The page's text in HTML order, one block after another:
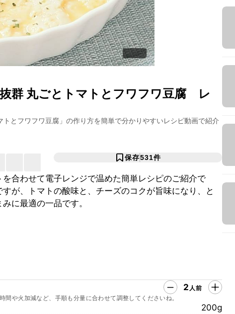
群 丸ごとトマトとフワフワ豆腐 レ
トとフワフワ豆腐 」の作り方を簡単で分かりやすいレシピ動画で紹介
保存531件
合わせて電子レンジで温めた簡単レシピのご紹介で
が、トマトの酸味と、チーズのコクが旨味になり、と
に最適の一品です。
2 人前
間や火加減など、手順も分量に合わせて調整してくださいね。
200g